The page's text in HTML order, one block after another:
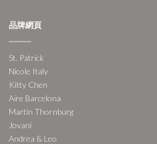
品牌網頁
St. Patrick
Nicole Italy
Kitty Chen
Aire Barcelona
Martin Thornburg
Jovani
Andrea & Leo